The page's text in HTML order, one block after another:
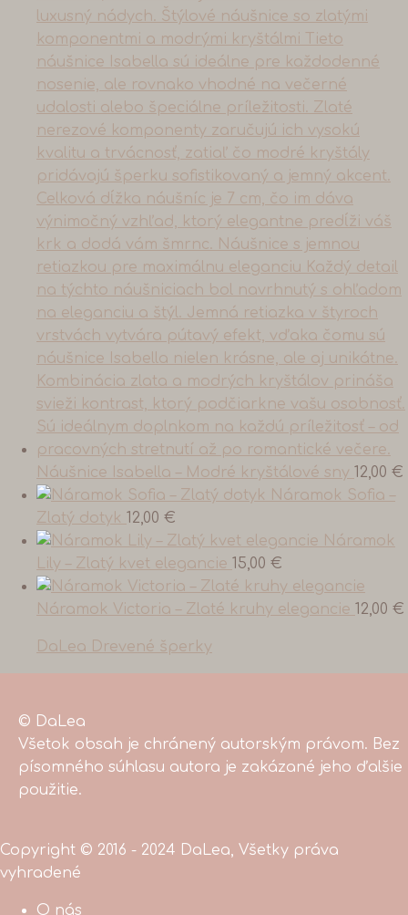
Náušnice Isabella – Modré kryštálové sny 12,00 €
Náramok Sofia –
Zlatý dotyk
12,00 €
Náramok
Lily – Zlatý kvet elegancie
15,00 €
Náramok Victoria – Zlaté kruhy elegancie 12,00 €
DaLea Drevené šperky
© DaLea
Všetok obsah je chránený autorským právom. Bez
písomného súhlasu autora je zakázané jeho ďalšie
použitie.
Copyright © 2016 - 2024 DaLea, Všetky práva
vyhradené
O nás